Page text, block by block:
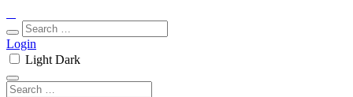
Login
Light Dark